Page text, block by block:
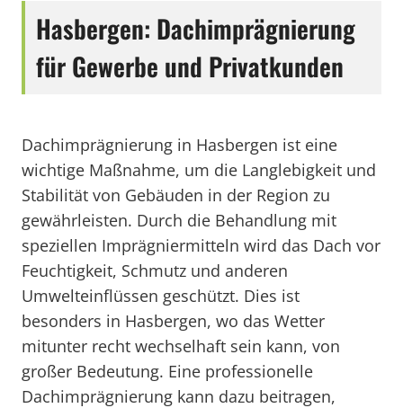
Hasbergen: Dachimprägnierung
für Gewerbe und Privatkunden
Dachimprägnierung in Hasbergen ist eine
wichtige Maßnahme, um die Langlebigkeit und
Stabilität von Gebäuden in der Region zu
gewährleisten. Durch die Behandlung mit
speziellen Imprägniermitteln wird das Dach vor
Feuchtigkeit, Schmutz und anderen
Umwelteinflüssen geschützt. Dies ist
besonders in Hasbergen, wo das Wetter
mitunter recht wechselhaft sein kann, von
großer Bedeutung. Eine professionelle
Dachimprägnierung kann dazu beitragen,